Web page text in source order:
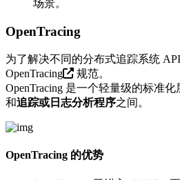
场景。
OpenTracing
为了解决不同的分布式追踪系统
OpenTracing
规范。
OpenTracing 是一个轻量级的标准
和追踪或日志分析程序之间。
OpenTracing 的优势